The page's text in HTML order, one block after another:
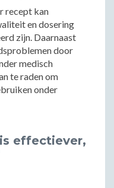
recept kan
en dosering
zijn. Daarnaast
door
medisch
te raden om
onder
effectiever,